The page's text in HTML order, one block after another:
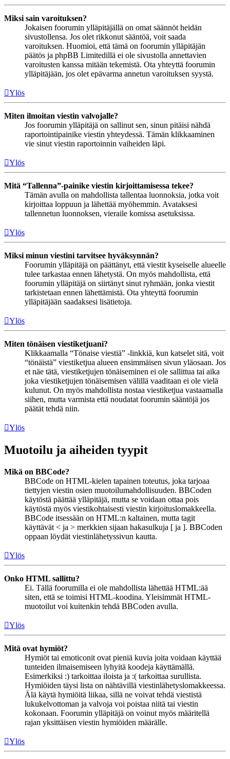
Miksi sain varoituksen?
Jokaisen foorumin ylläpitäjällä on omat säännöt heidän
sivustollensa. Jos olet rikkonut sääntöä, voit saada
varoituksen. Huomioi, että tämä on foorumin ylläpitäjän
päätös ja phpBB Limitedillä ei ole sivustolla annettavien
varoitusten kanssa mitään tekemistä. Ota yhteyttä foorumin
ylläpitäjään, jos olet epävarma annetun varoituksen syystä.
Ylös
Miten ilmoitan viestin valvojalle?
Jos foorumin ylläpitäjä on sallinut sen, sinun pitäisi nähdä
raportointipainike viestin yhteydessä. Tämän klikkaaminen
vie sinut viestin raportoinnin vaiheiden läpi.
Ylös
Mitä “Tallenna”-painike viestin kirjoittamisessa tekee?
Tämän avulla on mahdollista tallentaa luonnoksia, jotka voit
kirjoittaa loppuun ja lähettää myöhemmin. Avataksesi
tallennetun luonnoksen, vieraile komissa asetuksissa.
Ylös
Miksi minun viestini tarvitsee hyväksynnän?
Foorumin ylläpitäjä on päättänyt, että viestit kyseiselle alueelle
tulee tarkastaa ennen lähetystä. On myös mahdollista, että
foorumin ylläpitäjä on siirtänyt sinut ryhmään, jonka viestit
tarkistetaan ennen lähettämistä. Ota yhteyttä foorumin
ylläpitäjään saadaksesi lisätietoja.
Ylös
Miten tönäisen viestiketjuani?
Klikkaamalla “Tönaise viestiä” -linkkiä, kun katselet sitä, voit
“tönäistä” viestiketjua alueen ensimmäisen sivun yläosaan. Jos
et näe tätä, viestiketjujen tönäiseminen ei ole sallittua tai aika
joka viestiketjujen tönäisemisen välillä vaaditaan ei ole vielä
kulunut. On myös mahdollista nostaa viestiketjua vastaamalla
siihen, mutta varmista että noudatat foorumin sääntöjä jos
päätät tehdä niin.
Ylös
Muotoilu ja aiheiden tyypit
Mikä on BBCode?
BBCode on HTML-kielen tapainen toteutus, joka tarjoaa
tiettyjen viestin osien muotoilumahdollisuuden. BBCoden
käytöstä päättää ylläpitäjä, mutta se voidaan ottaa pois
käytöstä myös viestikohtaisesti viestin kirjoituslomakkeella.
BBCode itsessään on HTML:n kaltainen, mutta tagit
käyttävät < ja > merkkien sijaan hakasulkuja [ ja ]. BBCoden
oppaan löydät viestinlähetyssivun kautta.
Ylös
Onko HTML sallittu?
Ei. Tällä foorumilla ei ole mahdollista lähettää HTML:ää
siten, että se toimisi HTML-koodina. Yleisimmät HTML-
muotoilut voi kuitenkin tehdä BBCoden avulla.
Ylös
Mitä ovat hymiöt?
Hymiöt tai emoticonit ovat pieniä kuvia joita voidaan käyttää
tunteiden ilmaisemiseen lyhyitä koodeja käyttämällä.
Esimerkiksi :) tarkoittaa iloista ja :( tarkoittaa surullista.
Hymiöiden täysi lista on nähtävillä viestinlähetyslomakkeessa.
Älä käytä hymiöitä liikaa, sillä ne voivat tehdä viestistä
lukukelvottoman ja valvoja voi poistaa niitä tai viestin
kokonaan. Foorumin ylläpitäjä on voinut myös määritellä
rajan yksittäisen viestin hymiöiden määrälle.
Ylös